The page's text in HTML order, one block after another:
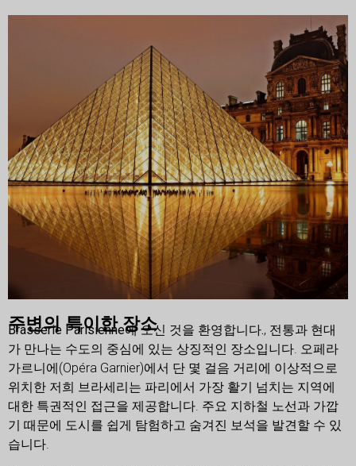
주변의 특이한 장소
Brasserie Parisienne에 오신 것을 환영합니다., 전통과 현대
가 만나는 수도의 중심에 있는 상징적인 장소입니다. 오페라
가르니에(Opéra Garnier)에서 단 몇 걸음 거리에 이상적으로
위치한 저희 브라세리는 파리에서 가장 활기 넘치는 지역에
대한 특권적인 접근을 제공합니다. 주요 지하철 노선과 가깝
기 때문에 도시를 쉽게 탐험하고 숨겨진 보석을 발견할 수 있
습니다.